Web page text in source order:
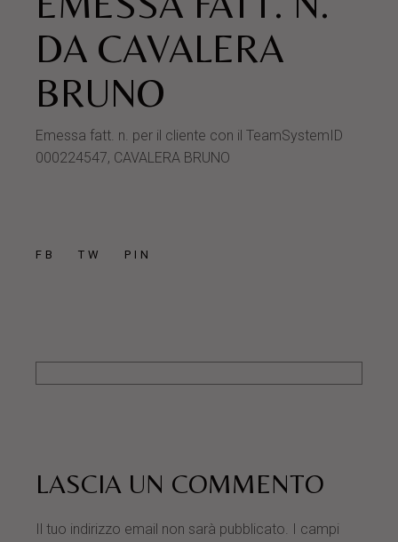
DA CAVALERA
BRUNO
Emessa fatt. n. per il cliente con il TeamSystemID
000224547, CAVALERA BRUNO
FB TW PIN
LASCIA UN COMMENTO
Il tuo indirizzo email non sarà pubblicato. I campi